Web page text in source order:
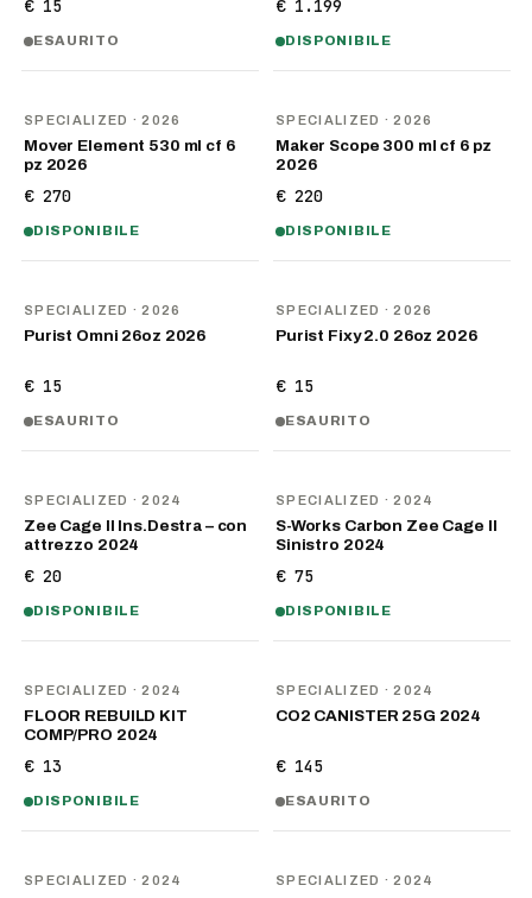
€ 15
ESAURITO
€ 1.199
DISPONIBILE
SPECIALIZED · 2026
Mover Element 530 ml cf 6
pz 2026
€ 270
DISPONIBILE
SPECIALIZED · 2026
Maker Scope 300 ml cf 6 pz
2026
€ 220
DISPONIBILE
SPECIALIZED · 2026
Purist Omni 26oz 2026
€ 15
ESAURITO
SPECIALIZED · 2026
Purist Fixy 2.0 26oz 2026
€ 15
ESAURITO
SPECIALIZED · 2024
Zee Cage II Ins.Destra – con
attrezzo 2024
€ 20
DISPONIBILE
SPECIALIZED · 2024
S-Works Carbon Zee Cage II
Sinistro 2024
€ 75
DISPONIBILE
SPECIALIZED · 2024
FLOOR REBUILD KIT
COMP/PRO 2024
€ 13
DISPONIBILE
SPECIALIZED · 2024
CO2 CANISTER 25G 2024
€ 145
ESAURITO
SPECIALIZED · 2024 SPECIALIZED · 2024